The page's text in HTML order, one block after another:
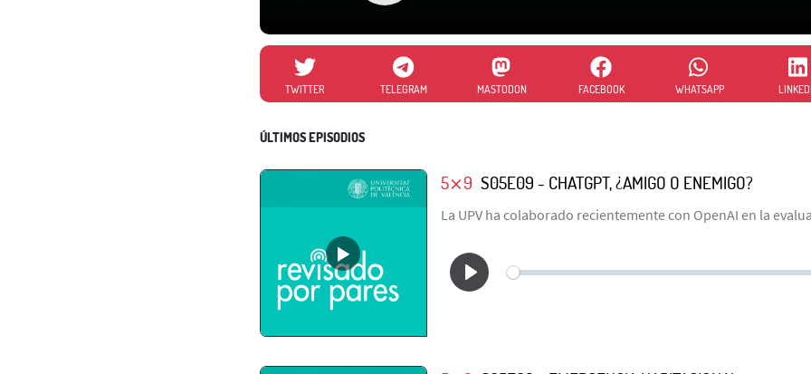
TWITTER TELEGRAM MASTODON FACEBOOK WHATSAPP
ÚLTIMOS EPISODIOS
5⨯9 S05E09 - CHATGPT, ¿AMIGO O ENEMIGO?
La UPV ha colaborado recientemente con OpenAI en la